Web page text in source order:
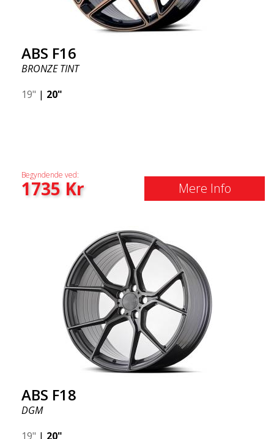
ABS F16
BRONZE TINT
19" | 20"
Begyndende ved:
1735Kr Mere Info
ABS F18
DGM
19" | 20"